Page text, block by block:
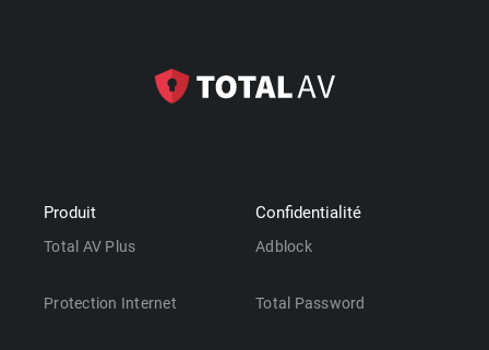
Produit
Total AV Plus
Protection Internet
Confidentialité
Adblock
Total Password